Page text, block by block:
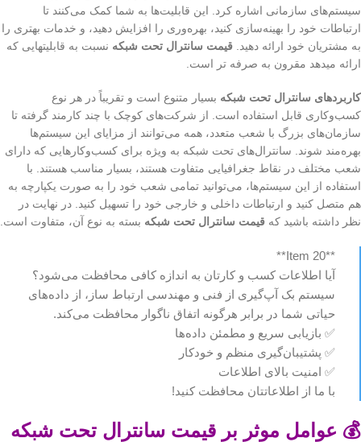
سیستم‌های سازمانی اشاره کرد. این قابلیت‌ها به شما کمک می‌کنند تا
ارتباطات خود را بهینه‌سازی کنید، بهره‌وری را افزایش دهید، و خدمات بهتری را
به مشتریان خود ارائه دهید. قیمت سانترال تحت شبکه نسبت به قابلیتهایی که
ارائه میدهد مقرون به صرفه تر است.
کاربردهای سانترال تحت شبکه بسیار متنوع است و تقریباً در هر نوع
کسب‌وکاری قابل استفاده است. از شرکت‌های کوچک با چند کارمند گرفته تا
سازمان‌های بزرگ با شعب متعدد، همه می‌توانند از مزایای این سیستم‌ها
بهره‌مند شوند. سانترال‌های تحت شبکه به ویژه برای کسب‌وکارهایی که دارای
شعب مختلف در نقاط جغرافیایی متفاوت هستند، بسیار مناسب هستند. با
استفاده از این سیستم‌ها، می‌توانید تمامی شعب خود را به صورت یکپارچه به
هم متصل کنید و ارتباطات داخلی و خارجی خود را تسهیل کنید. در نهایت در
نظر داشته باشید که قیمت سانترال تحت شبکه بسته به نوع آن، متفاوت است.
**Item 20**
آیا اطلاعات کسب و کارتان به اندازه کافی محافظت می‌شود؟
سیستم بک آپ‌گیری از فنی و مهندسی ارتباط ساز، از داده‌های
حیاتی شما در برابر هرگونه اتفاق ناگوار محافظت می‌کند.
✅ بازیابی سریع و مطمئن داده‌ها
✅ پشتیبان‌گیری منظم و خودکار
✅ امنیت بالای اطلاعات
با ما از اطلاعاتتان محافظت کنید!
💰 عوامل موثر بر قیمت سانترال تحت شبکه